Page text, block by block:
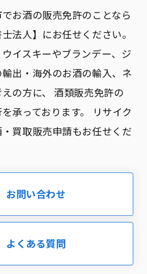
お酒の販売免許のことなら
士法人】にお任せください。
イスキーやブランデー、ジ
出・海外のお酒の輸入、ネ
の方に、 酒類販売免許の
承っております。 リサイク
買取販売申請もお任せくだ
お問い合わせ
よくある質問